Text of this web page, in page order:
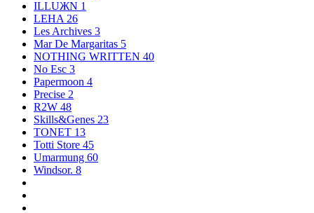
ILLUЖN 1
LEHA 26
Les Archives 3
Mar De Margaritas 5
NOTHING WRITTEN 40
No Esc 3
Papermoon 4
Precise 2
R2W 48
Skills&Genes 23
TONET 13
Totti Store 45
Umarmung 60
Windsor. 8